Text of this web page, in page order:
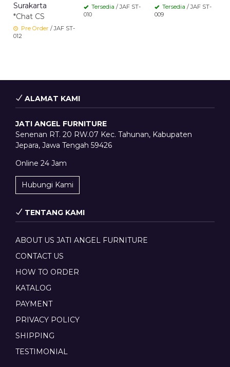
Surakarta
*Chat CS
Pre Order / JAF ST-
012
Tersedia / JAF ST-
010
Tersedia / JAF ST-
009
ALAMAT KAMI
JATI ANGEL FURNITURE
Senenan RT. 20 RW.07 Kec. Tahunan, Kabupaten
Jepara, Jawa Tengah 59426
Online 24 Jam
Hubungi Kami
TENTANG KAMI
ABOUT US JATI ANGEL FURNITURE
CONTACT US
HOW TO ORDER
KATALOG
PAYMENT
PRIVACY POLICY
SHIPPING
TESTIMONIAL